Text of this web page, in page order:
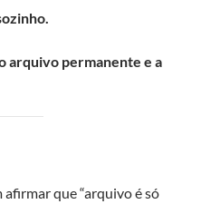
arquivo permanente e a
que “arquivo é só